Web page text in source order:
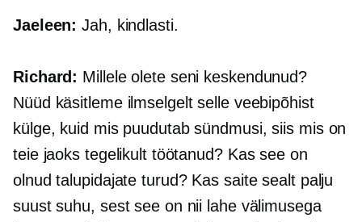
Jaeleen: Jah, kindlasti.
Richard: Millele olete seni keskendunud?
Nüüd käsitleme ilmselgelt selle veebipõhist
külge, kuid mis puudutab sündmusi, siis mis on
teie jaoks tegelikult töötanud? Kas see on
olnud talupidajate turud? Kas saite sealt palju
suust suhu, sest see on nii lahe välimusega